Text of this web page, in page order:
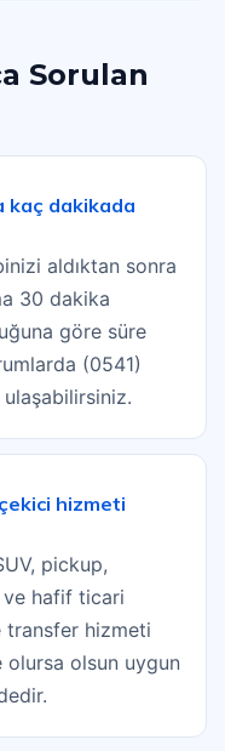
Sorulan
kaç dakikada
aldıktan sonra
30 dakika
göre süre
(0541)
hizmeti
pickup,
ve hafif ticari
transfer hizmeti
olursa olsun uygun